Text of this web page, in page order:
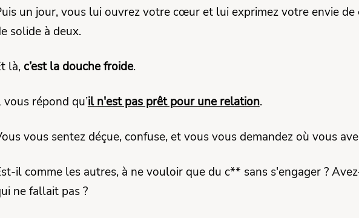
un jour, vous lui ouvrez votre cœur et lui exprimez votre envie
solide à deux.
là,c’est la douche froide.
vous répond qu’il n'est pas prêt pour une relation.
vous sentez déçue, confuse, et vous vous demandez où vous
il comme les autres, à ne vouloir que du c** sans s'engager ?
ne fallait pas ?